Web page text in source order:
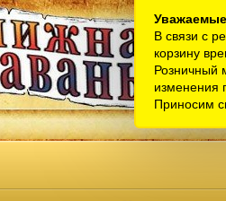
В связи с
корзину
Розничный
изменения
Приносим